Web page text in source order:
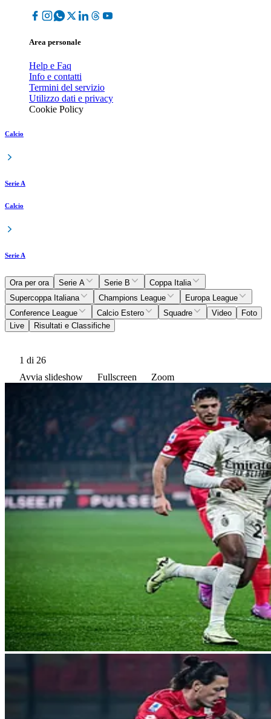
Area personale
Help e Faq
Info e contatti
Termini del servizio
Utilizzo dati e privacy
Cookie Policy
Calcio
Serie A
Calcio
Serie A
Ora per ora Serie A Serie B
Coppa Italia
Supercoppa Italiana
Champions League
Europa League
Conference League
Calcio Estero Squadre Video
Foto
Live
Risultati e Classifiche
1 di 26
Avvia slideshow
Fullscreen Zoom